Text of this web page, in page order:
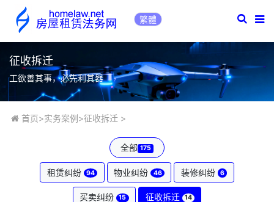
繁體
征收拆迁
工欲善其事，必先利其器
首页>实务案例 >征收拆迁>
全部 175
租赁纠纷 94 物业纠纷 46 装修纠纷 6
买卖纠纷 15 征收拆迁 14